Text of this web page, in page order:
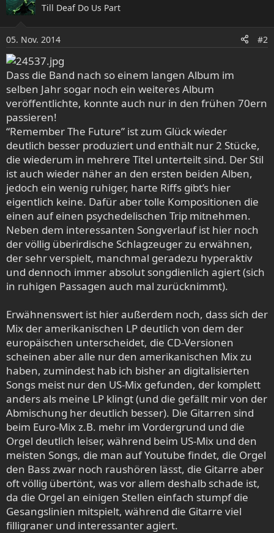
t
n
e
:
Till Deaf Do Us Part
05. Nov. 2014 #2
Dass die Band nach so einem langen Album im
selben Jahr sogar noch ein weiteres Album
veröffentlichte, konnte auch nur in den frühen 70ern
passieren!
“Remember The Future” ist zum Glück wieder
deutlich besser produziert und enthält nur 2 Stücke,
die wiederum in mehrere Titel unterteilt sind. Der Stil
ist auch wieder näher an den ersten beiden Alben,
jedoch ein wenig ruhiger, harte Riffs gibt’s hier
eigentlich keine. Dafür aber tolle Kompositionen die
einen auf einen psychedelischen Trip mitnehmen.
Neben dem interessanten Songverlauf ist hier noch
der völlig überirdische Schlagzeuger zu erwähnen,
der sehr verspielt, manchmal geradezu hyperaktiv
und dennoch immer absolut songdienlich agiert (sich
in ruhigen Passagen auch mal zurücknimmt).
Erwähnenswert ist hier außerdem noch, dass sich der
Mix der amerikanischen LP deutlich von dem der
europäischen unterscheidet, die CD-Versionen
scheinen aber alle nur den amerikanischen Mix zu
haben, zumindest hab ich bisher an digitalisierten
Songs meist nur den US-Mix gefunden, der komplett
anders als meine LP klingt (und die gefällt mir von der
Abmischung her deutlich besser). Die Gitarren sind
beim Euro-Mix z.B. mehr im Vordergrund und die
Orgel deutlich leiser, während beim US-Mix und den
meisten Songs, die man auf Youtube findet, die Orgel
den Bass zwar noch raushören lässt, die Gitarre aber
oft völlig übertönt, was vor allem deshalb schade ist,
da die Orgel an einigen Stellen einfach stumpf die
Gesangslinien mitspielt, während die Gitarre viel
filligraner und interessanter agiert.